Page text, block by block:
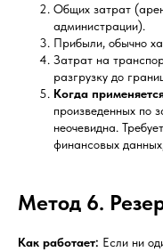
Общих затрат
администрации).
Прибыли, обычно
Затрат на
разгрузку до
Когда
произведенных по
неочевидна.
финансовых
Метод 6.
Как работает: Если ни